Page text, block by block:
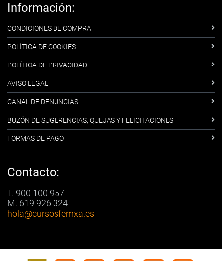
Información:
CONDICIONES DE COMPRA
POLÍTICA DE COOKIES
POLÍTICA DE PRIVACIDAD
AVISO LEGAL
CANAL DE DENUNCIAS
BUZÓN DE SUGERENCIAS, QUEJAS Y FELICITACIONES
FORMAS DE PAGO
Contacto:
T. 900 100 957
M. 619 926 324
hola@cursosfemxa.es